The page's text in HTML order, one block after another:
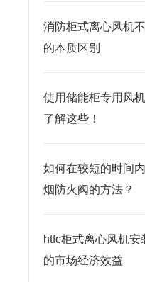
消防柜式离心风机
的本质区别
使用储能柜专用风
了解这些！
如何在较短的时间
烟防火阀的方法？
htfc柜式离心风机安
的市场经济效益